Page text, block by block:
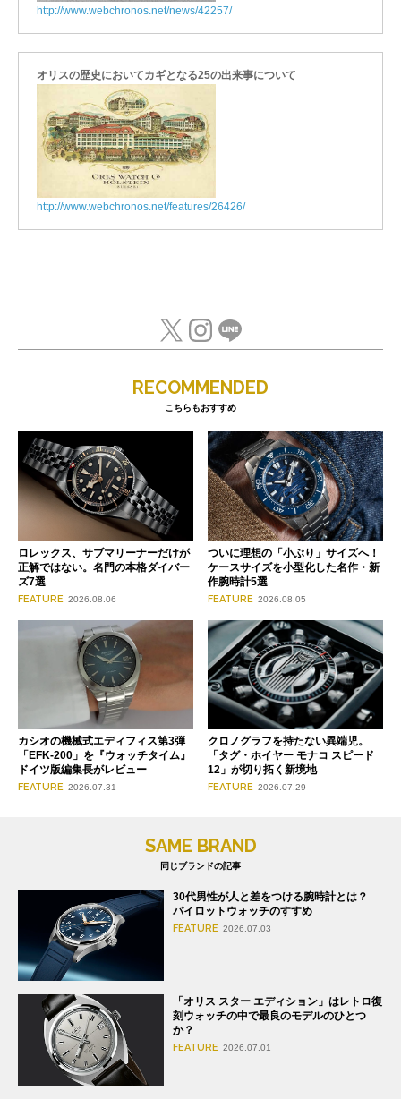
http://www.webchronos.net/news/42257/
オリスの歴史においてカギとなる25の出来事について
http://www.webchronos.net/features/26426/
RECOMMENDED
こちらもおすすめ
ロレックス、サブマリーナーだけが
正解ではない。名門の本格ダイバー
ズ7選
FEATURE 2026.08.06
ついに理想の「小ぶり」サイズへ！
ケースサイズを小型化した名作・新
作腕時計5選
FEATURE 2026.08.05
カシオの機械式エディフィス第3弾
「EFK-200」を『ウォッチタイム』
ドイツ版編集長がレビュー
FEATURE 2026.07.31
クロノグラフを持たない異端児。
「タグ・ホイヤー モナコ スピード
12」が切り拓く新境地
FEATURE 2026.07.29
SAME BRAND
同じブランドの記事
30代男性が人と差をつける腕時計とは？
パイロットウォッチのすすめ
FEATURE 2026.07.03
「オリス スター エディション」はレトロ復
刻ウォッチの中で最良のモデルのひとつ
か？
FEATURE 2026.07.01